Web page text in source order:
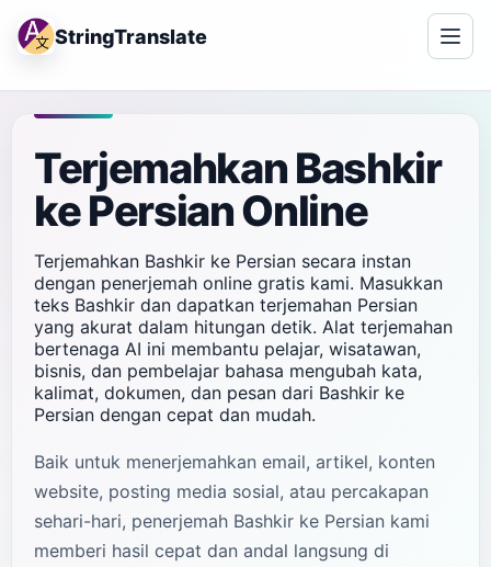
StringTranslate
Terjemahkan Bashkir
ke Persian Online
Terjemahkan Bashkir ke Persian secara instan
dengan penerjemah online gratis kami. Masukkan
teks Bashkir dan dapatkan terjemahan Persian
yang akurat dalam hitungan detik. Alat terjemahan
bertenaga AI ini membantu pelajar, wisatawan,
bisnis, dan pembelajar bahasa mengubah kata,
kalimat, dokumen, dan pesan dari Bashkir ke
Persian dengan cepat dan mudah.
Baik untuk menerjemahkan email, artikel, konten
website, posting media sosial, atau percakapan
sehari-hari, penerjemah Bashkir ke Persian kami
memberi hasil cepat dan andal langsung di